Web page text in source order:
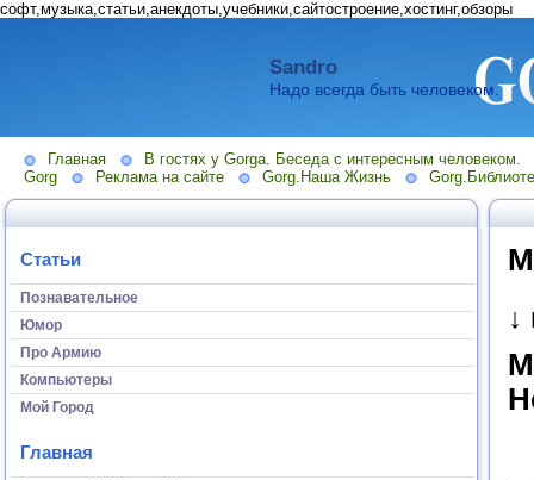
софт,музыка,статьи,анекдоты,учебники,сайтостроение,хостинг,обзоры
Sandro
Надо всегда быть человеком.
Главная
В гостях у Gorga. Беседа с интересным человеком.
Gorg
Реклама на сайте Gorg.Наша Жизнь
Статьи
Познавательное
Юмор
Про Армию
Компьютеры
Мой Город
Главная